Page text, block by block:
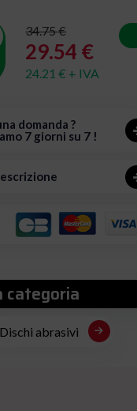
34.75 €
29.54 €
24.21 € + IVA
domanda ?
7 giorni su 7 !
Dischi abrasivi